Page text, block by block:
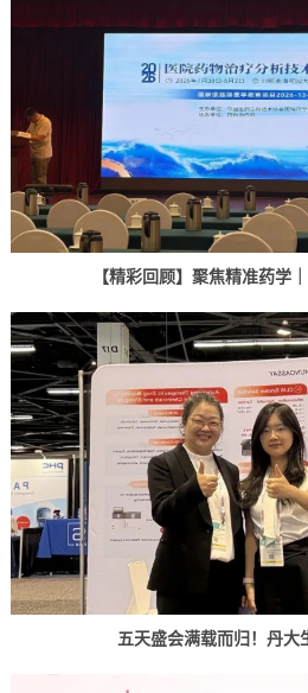
【精彩回顾】聚焦精准药学
五天盛会满载而归！丹大